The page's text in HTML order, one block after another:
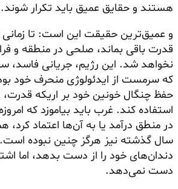
هستند و حقایق عمیق باید تکرار شوند.
و عمیق‌ترین حقیقت این است: تا زمانی
قدرت باقی بماند، صلحی در منطقه و
نخواهد شد. این رژیم، جریانی
که سرمست از ایدئولوژی منحرف خود
حفظ چنگال خونین خود بر اریکه قدرت،
استفاده کند. غرب باید بیاموزد که
سال گذشته نیز هرگز چنین نبوده
دندان‌های خود را از دست بدهد، اما
دست نمی‌دهد.